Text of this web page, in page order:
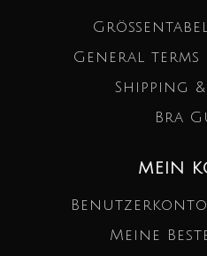
General
Shipping
Bra
MEIN
Meine